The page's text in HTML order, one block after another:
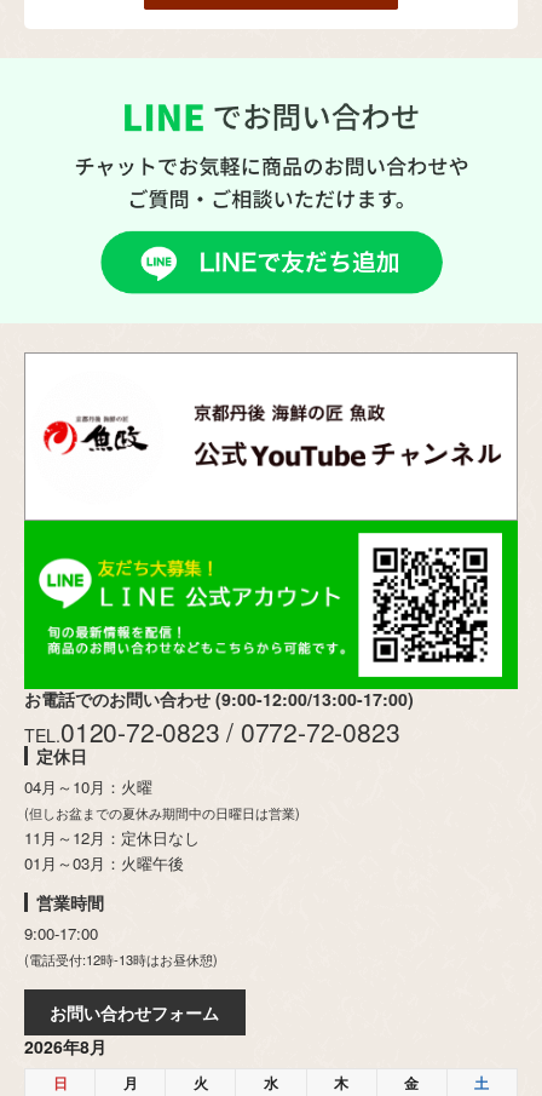
お電話でのお問い合わせ (9:00-12:00/13:00-17:00)
TEL.0120-72-0823 / 0772-72-0823
定休日
04月～10月：火曜
(但しお盆までの夏休み期間中の日曜日は営業)
11月～12月：定休日なし
01月～03月：火曜午後
営業時間
9:00-17:00
(電話受付:12時-13時はお昼休憩)
お問い合わせフォーム
2026年8月
日 月 火 水 木 金 土